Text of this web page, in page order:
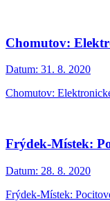
Chomutov:
Datum: 31. 8. 2020
Chomutov:
Frýdek-Místek:
Datum: 28. 8. 2020
Frýdek-Místek: